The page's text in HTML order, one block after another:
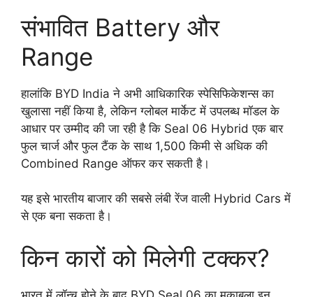
संभावित Battery और
Range
हालांकि BYD India ने अभी आधिकारिक स्पेसिफिकेशन्स का
खुलासा नहीं किया है, लेकिन ग्लोबल मार्केट में उपलब्ध मॉडल के
आधार पर उम्मीद की जा रही है कि Seal 06 Hybrid एक बार
फुल चार्ज और फुल टैंक के साथ 1,500 किमी से अधिक की
Combined Range ऑफर कर सकती है।
यह इसे भारतीय बाजार की सबसे लंबी रेंज वाली Hybrid Cars में
से एक बना सकता है।
किन कारों को मिलेगी टक्कर?